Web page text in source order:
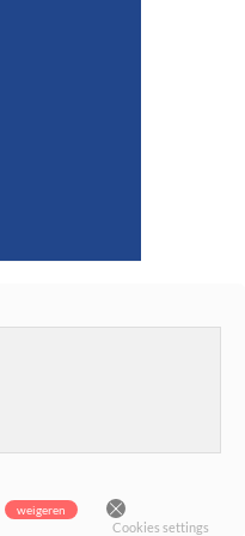
weigeren
Cookies settings